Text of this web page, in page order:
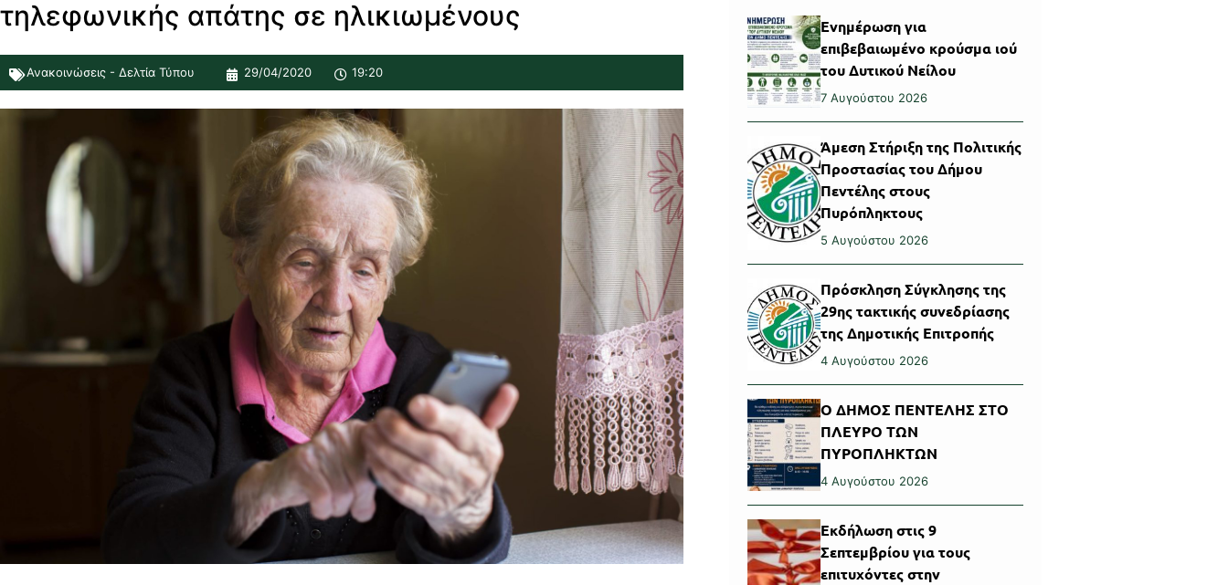
τηλεφωνικής απάτης σε ηλικιωμένους
Ανακοινώσεις - Δελτία Τύπου 29/04/2020 19:20
Ενημέρωση για
επιβεβαιωμένο κρούσμα ιού
του Δυτικού Νείλου
7 Αυγούστου 2026
Άμεση Στήριξη της Πολιτικής
Προστασίας του Δήμου
Πεντέλης στους
Πυρόπληκτους
5 Αυγούστου 2026
Πρόσκληση Σύγκλησης της
29ης τακτικής συνεδρίασης
της Δημοτικής Επιτροπής
4 Αυγούστου 2026
Ο ΔΗΜΟΣ ΠΕΝΤΕΛΗΣ ΣΤΟ
ΠΛΕΥΡΟ ΤΩΝ
ΠΥΡΟΠΛΗΚΤΩΝ
4 Αυγούστου 2026
Εκδήλωση στις 9
Σεπτεμβρίου για τους
επιτυχόντες στην